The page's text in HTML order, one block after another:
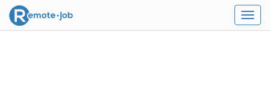
Меню